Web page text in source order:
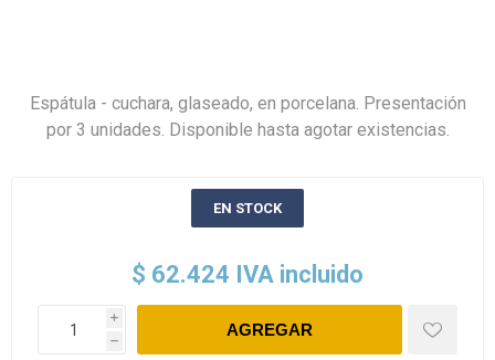
Espátula - cuchara, glaseado, en porcelana. Presentación
por 3 unidades. Disponible hasta agotar existencias.
EN STOCK
$ 62.424 IVA incluido
i
h